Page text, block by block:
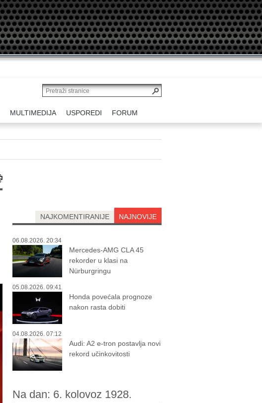
MULTIMEDIJA USPOREDI FORUM
NAJNOVIJE
NAJKOMENTIRANIJE
06.08.2026. 20:34
Mercedes-AMG CLA 45
rekorder u klasi na
Nürburgringu
05.08.2026. 09:41
Honda povećala prognoze
nakon rasta dobiti
04.08.2026. 07:12
Audi: A2 e-tron postavlja novi
rekord učinkovitosti
Na dan: 6. kolovoz 1928.